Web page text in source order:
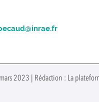
2023 | Rédaction : La